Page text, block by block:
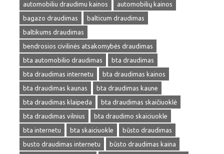
automobiliu draudimu kainos
automobilių kainos
bagazo draudimas
balticum draudimas
baltikums draudimas
bendrosios civilinės atsakomybės draudimas
bta automobilio draudimas
bta draudimas
bta draudimas internetu
bta draudimas kainos
bta draudimas kaunas
bta draudimas kaune
bta draudimas klaipeda
bta draudimas skaičiuoklė
bta draudimas vilnius
bta draudimo skaiciuokle
bta internetu
bta skaiciuokle
būsto draudimas
busto draudimas internetu
būsto draudimas kaina